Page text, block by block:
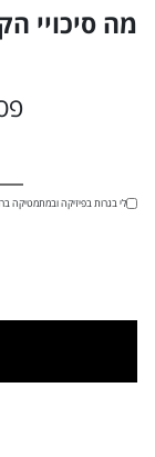
מה סיכויי
יש לי בגרות בפיזיקה ובמתמטיקה ברמת 5